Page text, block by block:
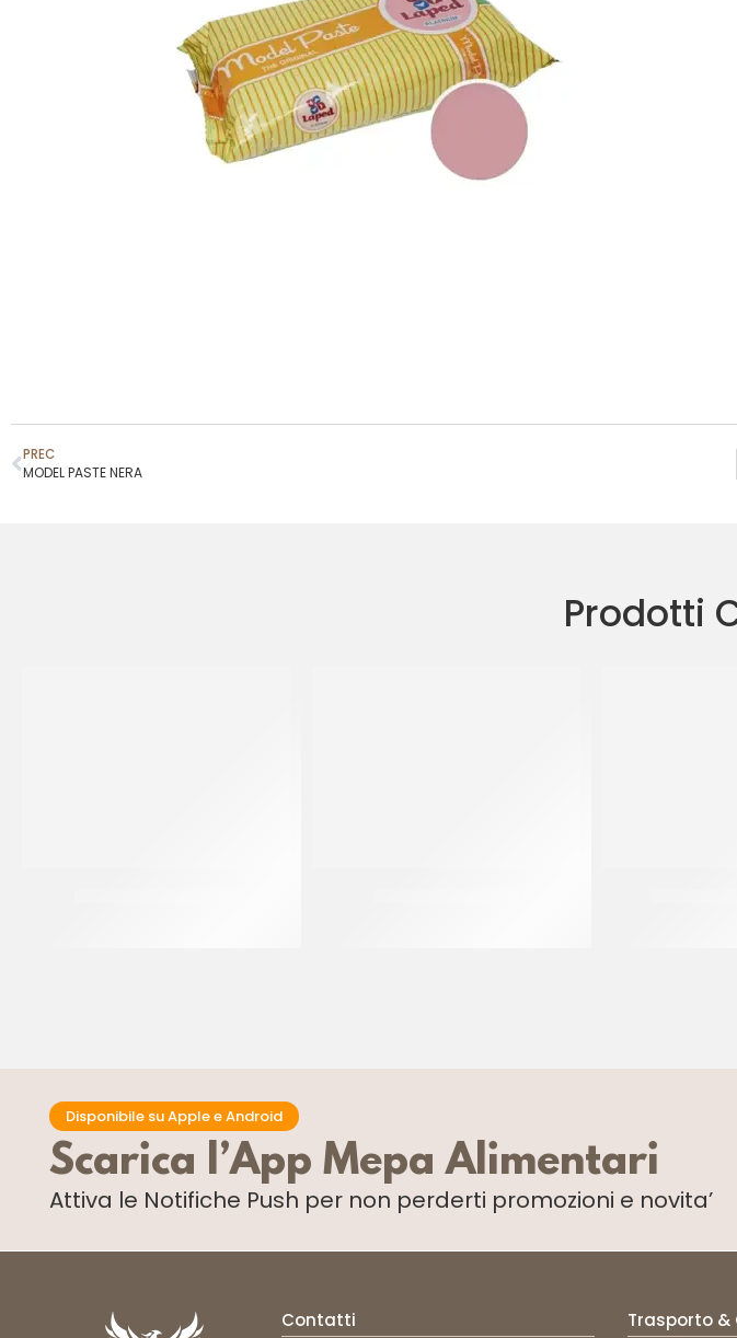
PREC
MODEL PASTE NERA
Prodotti
Disponibile su Apple e Android
Scarica l’App Mepa Alimentari
Attiva le Notifiche Push per non perderti promozioni e novita’
Contatti Trasporto &